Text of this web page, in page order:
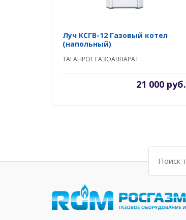
Луч КСГВ-12 Газовый котел
(напольный)
ТАГАНРОГ ГАЗОАППАРАТ
21 000 руб.
Поиск